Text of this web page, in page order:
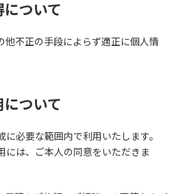
ついて
他不正の手段によらず適正に個人情
ついて
必要な範囲内で利用いたします。
には、ご本人の同意をいただきま